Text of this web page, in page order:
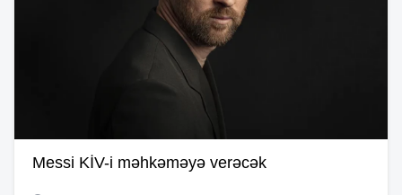
Messi KİV-i məhkəməyə verəcək